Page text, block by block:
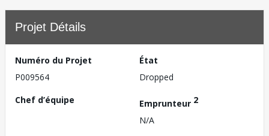
Projet Détails
Numéro du Projet
P009564
État
Dropped
Chef d’équipe
Emprunteur 2
N/A